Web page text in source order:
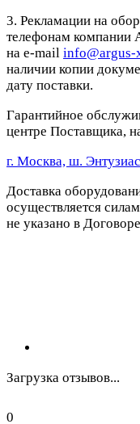
3. Рекламации на
телефонам компании
на e-mail info@argus-
наличии копии
дату поставки.
Гарантийное
центре Поставщика,
г. Москва, ш.
Доставка
осуществляется
не указано в
Загрузка отзывов...
0